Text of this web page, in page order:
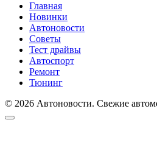
Главная
Новинки
Автоновости
Советы
Тест драйвы
Автоспорт
Ремонт
Тюнинг
© 2026 Автоновости. Свежие